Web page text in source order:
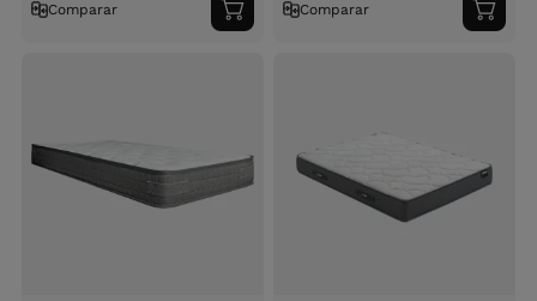
Comparar
Adicionar
ao
Comparar
ao